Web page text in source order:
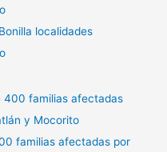
localidades
familias afectadas por